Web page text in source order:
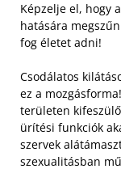
Képzelje el, hogy
hatására
fog életet adni!
Csodálatos
ez a
területen
ürítési funkciók
szervek
szexualitásban